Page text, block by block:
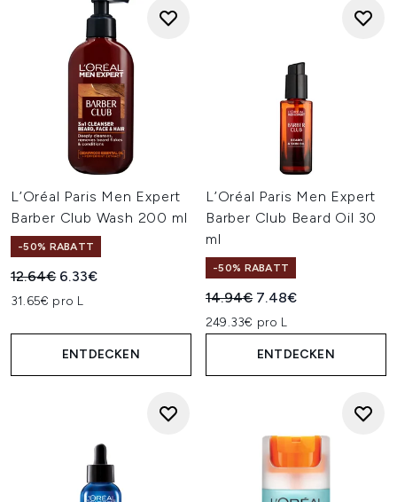
L’Oréal Paris Men Expert
Barber Club Wash 200 ml
-50% RABATT
Unverbindliche Preisempfehlung:
12.64€ Aktueller Preis:
6.33€
31.65€ pro L
ENTDECKEN
L’Oréal Paris Men Expert
Barber Club Beard Oil 30
ml
-50% RABATT
Unverbindliche
14.94€ Aktueller Preis:
7.48€
249.33€ pro L
ENTDECKEN